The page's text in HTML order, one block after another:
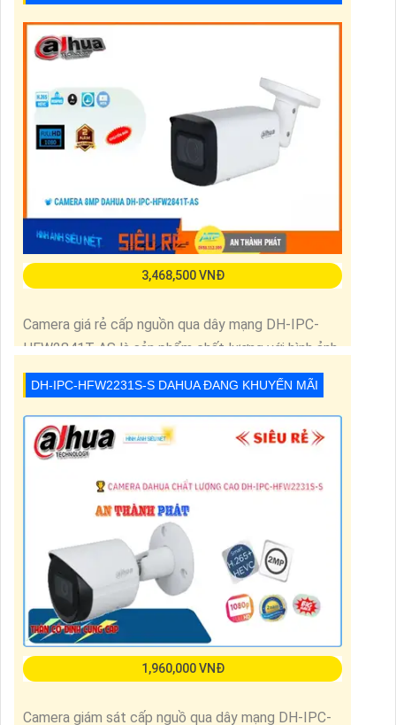
3,468,500 VNĐ
Camera giá rẻ cấp nguồn qua dây mạng DH-IPC-
HFW2841T-AS là sản phẩm chất lượng với hình ảnh
8.0MP sắc nét, đặc biệt xem ban đêm với hồng
ngoại 80m. Thiết kế dựa trên công nghệ IP POE
mới nhất, cho phép xử lý hình ảnh sáng đẹp. Ngoài
ra, sản phẩm còn trang bị chống ngược sáng DWDR
DH-IPC-HFW2231S-S DAHUA ĐANG KHUYẾN MÃI
1,960,000 VNĐ
Camera giám sát cấp nguồ qua dây mạng DH-IPC-